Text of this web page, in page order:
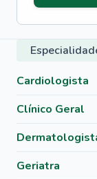
Cardiologista
Clínico Geral
Geriatra